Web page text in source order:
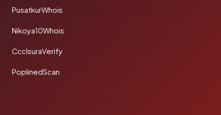
PusatkurWhois
Nikoya10Whois
CcclsuraVerify
PoplinedScan